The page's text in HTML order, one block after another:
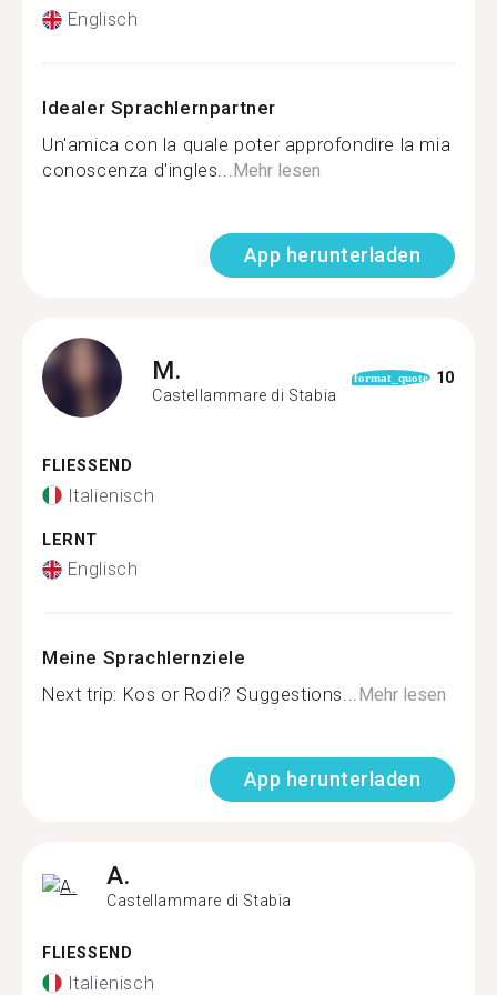
Englisch
Idealer Sprachlernpartner
Un'amica con la quale poter approfondire la mia
conoscenza d'ingles...Mehr lesen
App herunterladen
M.
Castellammare di Stabia
format_quote 10
FLIESSEND
Italienisch
LERNT
Englisch
Meine Sprachlernziele
Next trip: Kos or Rodi? Suggestions...Mehr lesen
App herunterladen
A.
Castellammare di Stabia
FLIESSEND
Italienisch